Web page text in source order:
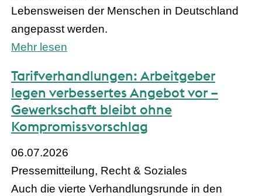
Lebensweisen der Menschen in Deutschland
angepasst werden.
Mehr lesen
Tarifverhandlungen: Arbeitgeber
legen verbessertes Angebot vor –
Gewerkschaft bleibt ohne
Kompromissvorschlag
06.07.2026
Pressemitteilung, Recht & Soziales
Auch die vierte Verhandlungsrunde in den